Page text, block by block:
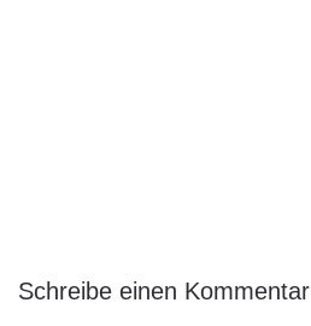
Schreibe einen Kommentar